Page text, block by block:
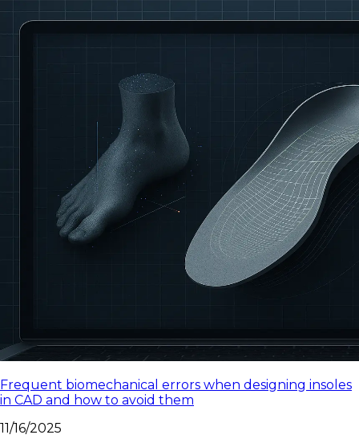
Frequent biomechanical errors when designing insoles
in CAD and how to avoid them
11/16/2025